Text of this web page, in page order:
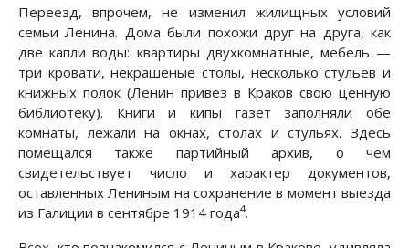
Переезд, впрочем, не изменил жилищных условий
семьи Ленина. Дома были похожи друг на друга, как
две капли воды: квартиры двухкомнатные, мебель —
три кровати, некрашеные столы, несколько стульев и
книжных полок (Ленин привез в Краков свою ценную
библиотеку). Книги и кипы газет заполняли обе
комнаты, лежали на окнах, столах и стульях. Здесь
помещался также партийный архив, о чем
свидетельствует число и характер документов,
оставленных Лениным на сохранение в момент выезда
из Галиции в сентябре 1914 года4.